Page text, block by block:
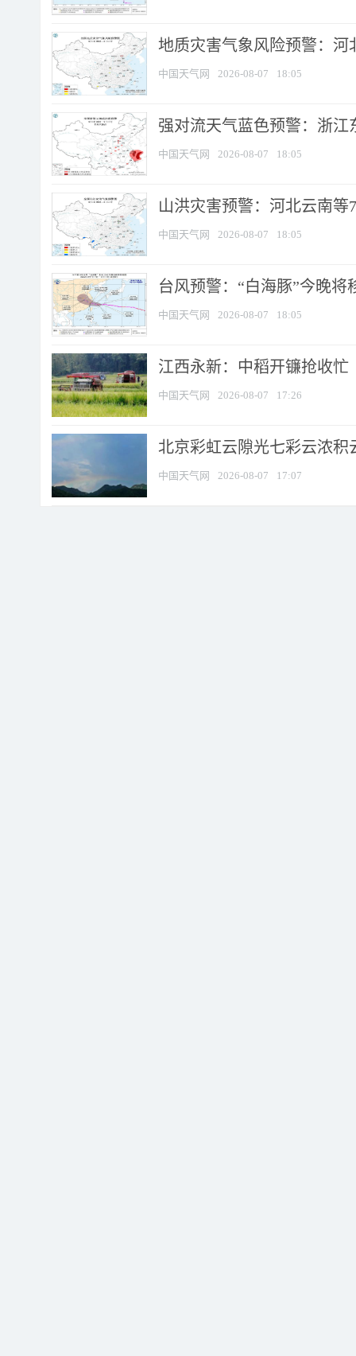
地质灾害气象风险预警：河
中国天气网 2026-08-07 18:05
强对流天气蓝色预警：浙江
中国天气网 2026-08-07 18:05
山洪灾害预警：河北云南
中国天气网 2026-08-07 18:05
台风预警：“白海豚”今晚将
中国天气网 2026-08-07 18:05
江西永新：中稻开镰抢收忙
中国天气网 2026-08-07 17:26
北京彩虹云隙光七彩云浓积
中国天气网 2026-08-07 17:07